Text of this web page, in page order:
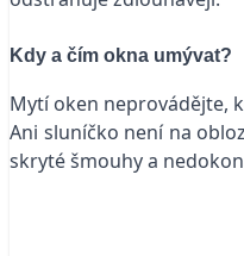
Kdy a čím okna umývat?
Mytí oken neprovádějte,
Ani sluníčko není na
skryté šmouhy a